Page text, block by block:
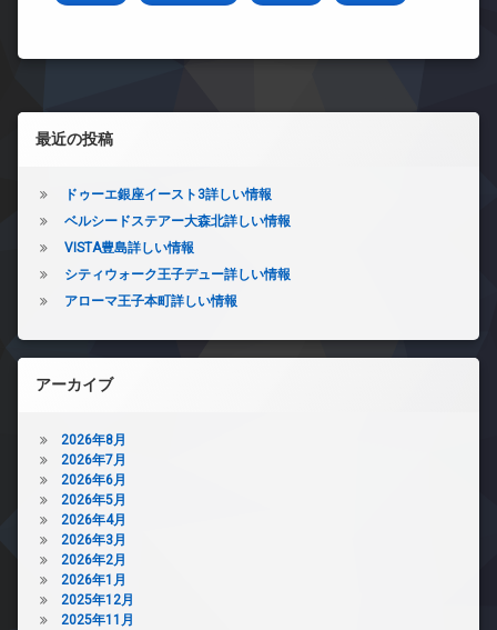
左サイドバー
最近の投稿
ドゥーエ銀座イースト3詳しい情報
ベルシードステアー大森北詳しい情報
VISTA豊島詳しい情報
シティウォーク王子デュー詳しい情報
アローマ王子本町詳しい情報
アーカイブ
2026年8月
2026年7月
2026年6月
2026年5月
2026年4月
2026年3月
2026年2月
2026年1月
2025年12月
2025年11月